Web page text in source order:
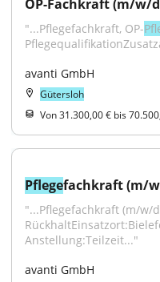
OP-Fachkraft (m/w/
"...Pflegefachkraft, OP-
avanti GmbH
Gütersloh
Von 31.300,00 € bis
Pflegefachkraft (m/
"...Pflegefachkraft (m/w/
Anstellung:Teilzeit..."
avanti GmbH